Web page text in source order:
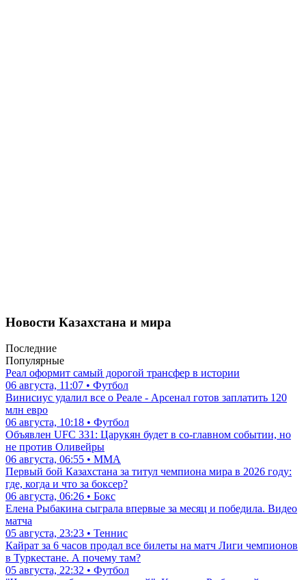
Новости Казахстана и мира
Последние
Популярные
Реал оформит самый дорогой трансфер в истории
06 августа, 11:07 • Футбол
Винисиус удалил все о Реале - Арсенал готов заплатить 120
млн евро
06 августа, 10:18 • Футбол
Объявлен UFC 331: Царукян будет в со-главном событии, но
не против Оливейры
06 августа, 06:55 • ММА
Первый бой Казахстана за титул чемпиона мира в 2026 году:
где, когда и что за боксер?
06 августа, 06:26 • Бокс
Елена Рыбакина сыграла впервые за месяц и победила. Видео
матча
05 августа, 23:23 • Теннис
Кайрат за 6 часов продал все билеты на матч Лиги чемпионов
в Туркестане. А почему там?
05 августа, 22:32 • Футбол